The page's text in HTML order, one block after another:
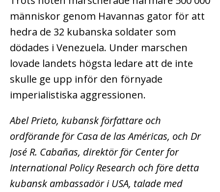
människor genom Havannas gator för att
hedra de 32 kubanska soldater som
dödades i Venezuela. Under marschen
lovade landets högsta ledare att de inte
skulle ge upp inför den förnyade
imperialistiska aggressionen.
Abel Prieto, kubansk författare och
ordförande för Casa de las Américas, och Dr
José R. Cabañas, direktör för Center for
International Policy Research och före detta
kubansk ambassadör i USA, talade med